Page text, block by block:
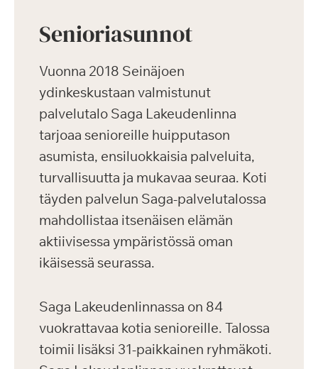
Senioriasunnot
Vuonna 2018 Seinäjoen
ydinkeskustaan valmistunut
palvelutalo Saga Lakeudenlinna
tarjoaa senioreille huipputason
asumista, ensiluokkaisia palveluita,
turvallisuutta ja mukavaa seuraa. Koti
täyden palvelun Saga-palvelutalossa
mahdollistaa itsenäisen elämän
aktiivisessa ympäristössä oman
ikäisessä seurassa.
Saga Lakeudenlinnassa on 84
vuokrattavaa kotia senioreille. Talossa
toimii lisäksi 31-paikkainen ryhmäkoti.